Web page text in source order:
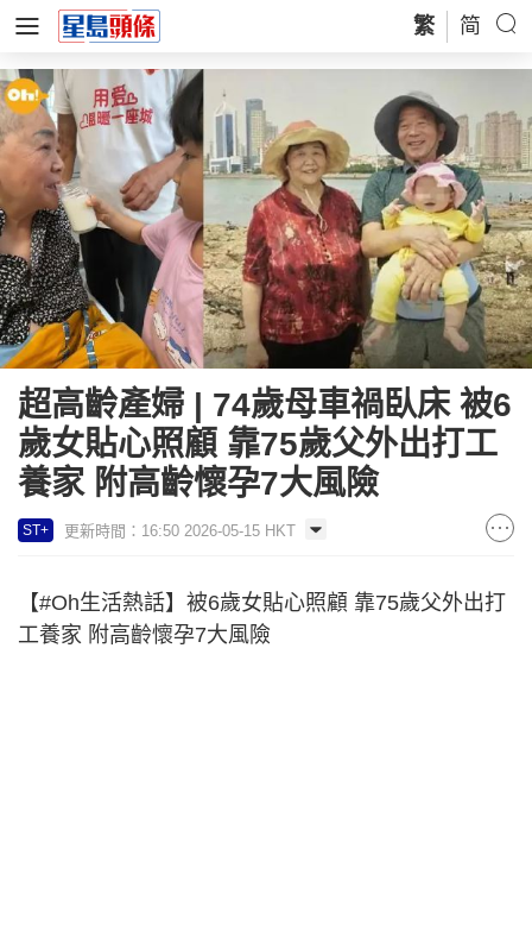
繁 简
超高齡產婦 | 74歲母車禍臥床 被6
歲女貼心照顧 靠75歲父外出打工
養家 附高齡懷孕7大風險
ST+ 更新時間：16:50 2026-05-15 HKT
【#Oh生活熱話】被6歲女貼心照顧 靠75歲父外出打
工養家 附高齡懷孕7大風險